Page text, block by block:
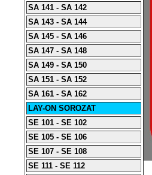
SA 141 - SA 142
SA 143 - SA 144
SA 145 - SA 146
SA 147 - SA 148
SA 149 - SA 150
SA 151 - SA 152
SA 161 - SA 162
LAY-ON SOROZAT
SE 101 - SE 102
SE 105 - SE 106
SE 107 - SE 108
SE 111 - SE 112